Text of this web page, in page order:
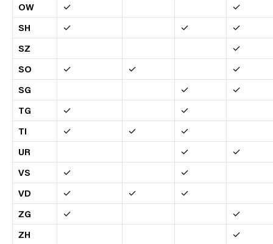
OW
✓
✓
SH
✓ ✓
✓
SZ
✓
SO
✓ ✓
✓
SG
✓
✓
TG
✓
✓
TI
✓ ✓
✓
UR
✓
✓
VS
✓
✓
VD
✓ ✓
✓
ZG
✓
✓
ZH
✓